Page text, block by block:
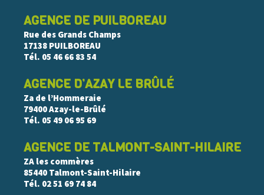
AGENCE DE PUILBOREAU
Rue des Grands Champs
17138 PUILBOREAU
Tél. 05 46 66 83 54
AGENCE D’AZAY LE BRÛLÉ
Za de l’Hommeraie
79400 Azay-le-Brûlé
Tél. 05 49 06 95 69
AGENCE DE TALMONT-SAINT-HILAIRE
ZA les commères
85440 Talmont-Saint-Hilaire
Tél. 02 51 69 74 84